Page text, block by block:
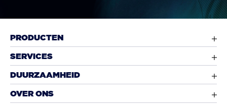
PRODUCTEN
SERVICES
DUURZAAMHEID
OVER ONS